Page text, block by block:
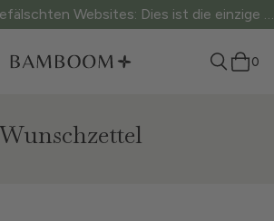
Hüten Sie sich vor gefälschten Websites: Dies ist die einzige offizielle Website.
0
Wunschzettel